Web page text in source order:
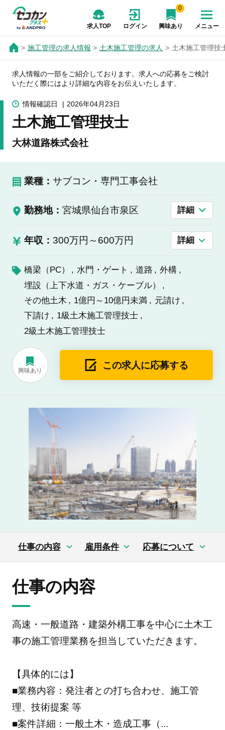
求人TOP ログイン
0
興味あり メニュー
施工管理の求人情報 土木施工管理の求人 土木施工管理技
求人情報の一部をご紹介しております。求人への応募をご検討
いただく際にはより詳細な内容をお伝えいたします。
情報確認日 2026年04月23日
土木施工管理技士
大林道路株式会社
業種： サブコン・専門工事会社
勤務地： 宮城県仙台市泉区 詳細
年収： 300万円～600万円 詳細
橋梁（PC） 水門・ゲート 道路
外構
埋設（上下水道・ガス・ケーブル）
その他土木
1億円～10億円未満
元請け
下請け
1級土木施工管理技士
2級土木施工管理技士
興味あり
この求人に応募する
仕事の内容 雇用条件 応募について
仕事の内容
高速・一般道路・建築外構工事を中心に土木工
事の施工管理業務を担当していただきます。
【具体的には】
■業務内容：発注者との打ち合わせ、施工管
理、技術提案 等
■案件詳細：一般土木・造成工事（...